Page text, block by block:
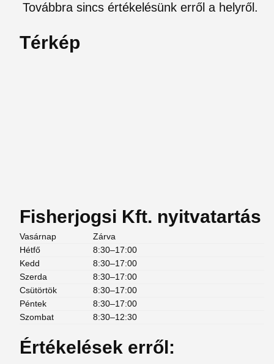
Továbbra sincs értékelésünk erről a helyről.
Térkép
Fisherjogsi Kft. nyitvatartás
Vasárnap
Zárva
Hétfő
8:30–17:00
Kedd
8:30–17:00
Szerda
8:30–17:00
Csütörtök
8:30–17:00
Péntek
8:30–17:00
Szombat
8:30–12:30
Értékelések erről: